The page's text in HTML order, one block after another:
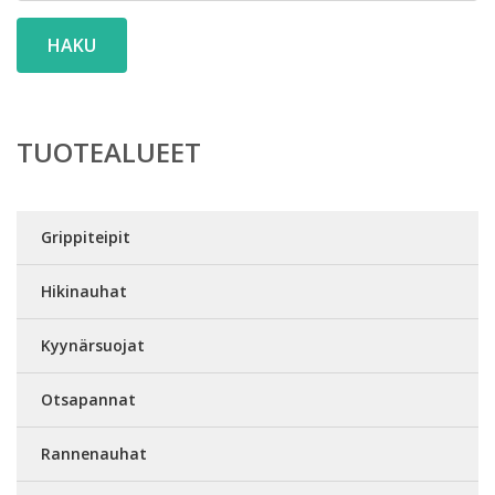
HAKU
TUOTEALUEET
Grippiteipit
Hikinauhat
Kyynärsuojat
Otsapannat
Rannenauhat